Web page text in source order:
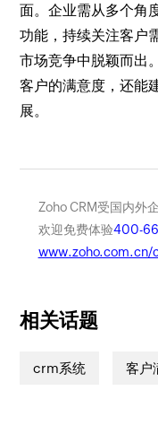
面。企业需从多个角
功能，持续关注客户
市场竞争中脱颖而出
客户的满意度，还能
展。
Zoho CRM受国内外
欢迎免费体验400-
www.zoho.com.cn/
相关话题
crm系统 客户